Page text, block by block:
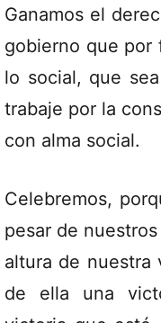
Ganamos el
gobierno que por
lo social, que
trabaje por la
con alma social.
Celebremos,
pesar de
altura de nuestra
de ella una